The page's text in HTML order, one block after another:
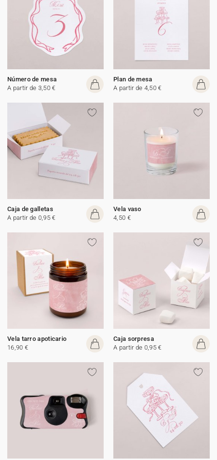
Número de mesa
A partir de 3,50 €
Plan de mesa
A partir de 4,50 €
Caja de galletas
A partir de 0,95 €
Vela vaso
4,50 €
Vela tarro apoticario
16,90 €
Caja sorpresa
A partir de 0,95 €